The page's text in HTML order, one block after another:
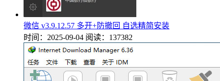
微信 v3.9.12.57 多开+防撤回 自选精简安装
时间：2025-09-04 阅读：137382